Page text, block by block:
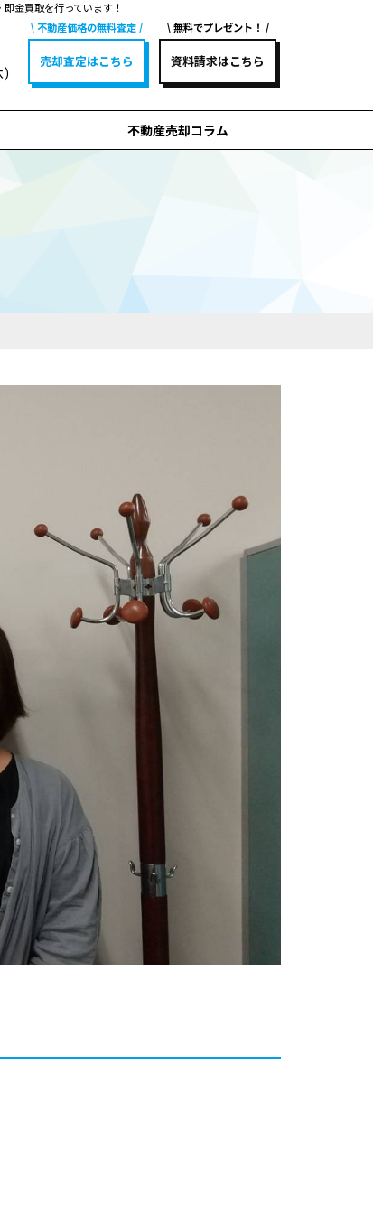
金買取を行っています！
不動産価格の無料査定
売却査定はこちら
無料でプレゼント！
資料請求はこちら
不動産売却コラム